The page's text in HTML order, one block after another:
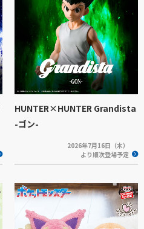
HUNTER×HUNTER Grandista
-ゴン-
2026年7月16日（木）
より順次登場予定